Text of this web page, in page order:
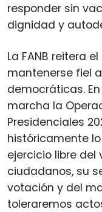
responder sin
dignidad y
La FANB reitera
mantenerse fiel
democráticas.
marcha la
Presidenciales
históricamente
ejercicio libre del
ciudadanos, su
votación y del
toleraremos